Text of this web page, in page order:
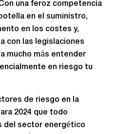
una feroz competencia
en el suministro,
en los costes y,
con las legislaciones
mucho más entender
en riesgo tu
de riesgo en la
2024 que todo
del sector energético